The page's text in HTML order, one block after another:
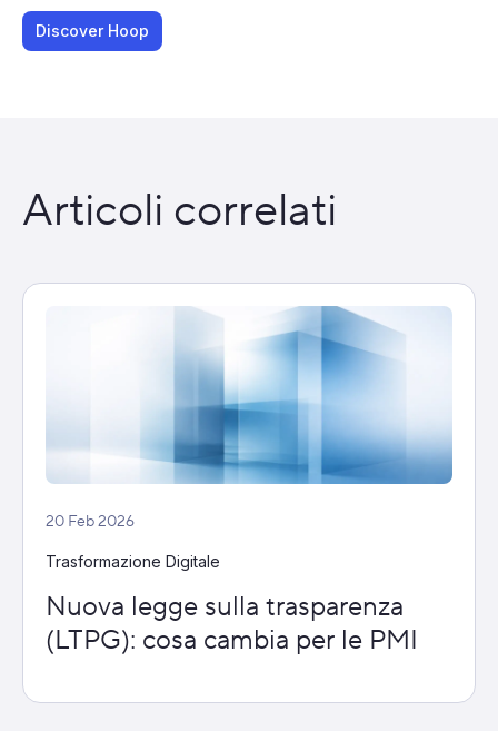
Discover Hoop
Articoli correlati
20 Feb 2026
Trasformazione Digitale
Nuova legge sulla trasparenza
(LTPG): cosa cambia per le PMI